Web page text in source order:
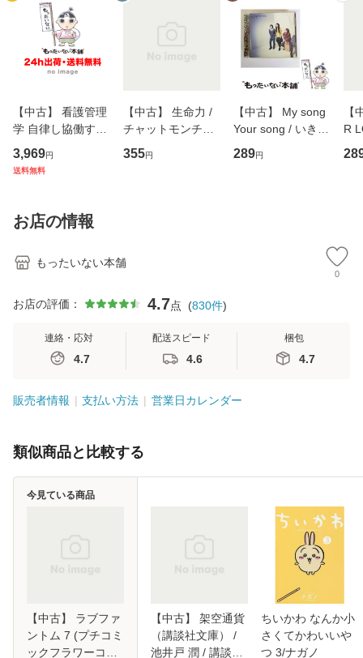
【中古】 看護管理
学 自律し協働する
専門職の看護マネ
ジメントスキル 改
恵 藤本幸三 / 南江
堂 [単行
3,969円
送料無料
【中古】 生命力 /
チャットモンチー /
キューンレコード
[CD]【メール便送
355円
【中古】 My song
Your song / いきも
のがかり / [CD]
【メール便送料無
289円
【
R
産
お店の情報
もったいない本舗
0
お店の評価： 4.7点 (830件)
連絡・応対
4.7
配送スピード
4.6
梱包
4.7
販売者情報 支払い方法 営業日カレンダー
類似商品と比較する
【中古】 ラブファ
ントム 7 (プチコミ
ックフラワーコミ
今見ている商品
【中古】 架空通貨
（講談社文庫） /
池井戸 潤 / 講談社
ちいかわ なんか小
さくてかわいいや
つ 3/ナガノ